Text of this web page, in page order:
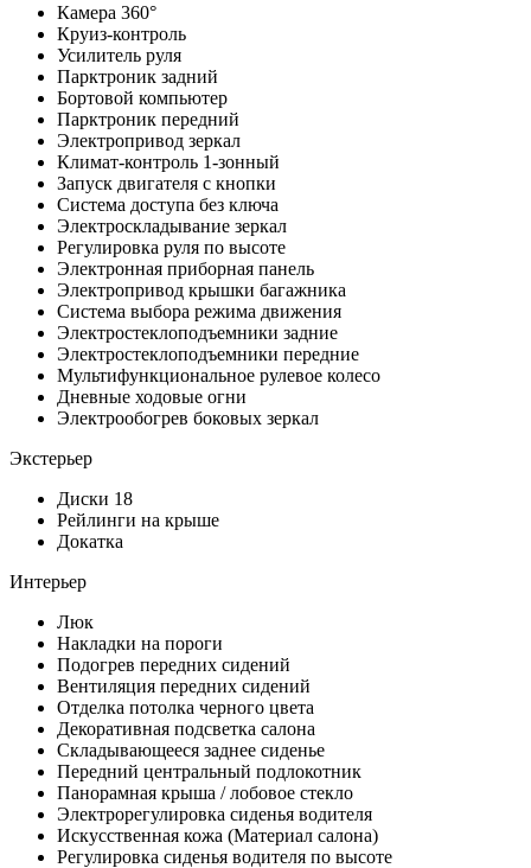
Камера 360°
Круиз-контроль
Усилитель руля
Парктроник задний
Бортовой компьютер
Парктроник передний
Электропривод зеркал
Климат-контроль 1-зонный
Запуск двигателя с кнопки
Система доступа без ключа
Электроскладывание зеркал
Регулировка руля по высоте
Электронная приборная панель
Электропривод крышки багажника
Система выбора режима движения
Электростеклоподъемники задние
Электростеклоподъемники передние
Мультифункциональное рулевое колесо
Дневные ходовые огни
Электрообогрев боковых зеркал
Экстерьер
Диски 18
Рейлинги на крыше
Докатка
Интерьер
Люк
Накладки на пороги
Подогрев передних сидений
Вентиляция передних сидений
Отделка потолка черного цвета
Декоративная подсветка салона
Складывающееся заднее сиденье
Передний центральный подлокотник
Панорамная крыша / лобовое стекло
Электрорегулировка сиденья водителя
Искусственная кожа (Материал салона)
Регулировка сиденья водителя по высоте